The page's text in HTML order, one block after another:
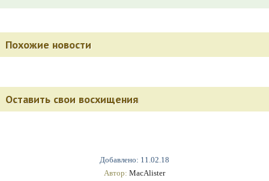
Добавлено: 11.02.18
Автор: MacAlister
Похожие новости
Оставить свои восхищения